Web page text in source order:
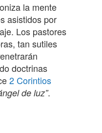
la mente
asistidos por
Los pastores
tan sutiles
doctrinas
2 Corintios
de luz”.